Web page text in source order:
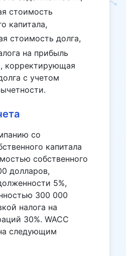
стоимость
капитала,
стоимость долга,
на прибыль
корректирующая
с учетом
со
капитала
собственного
долларов,
5%,
300 000
налога на
30%. WACC
следующим